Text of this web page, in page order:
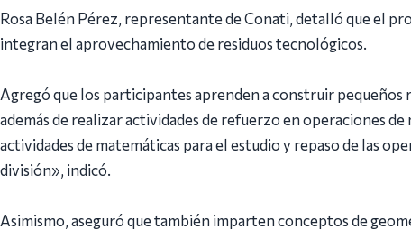
Rosa Belén Pérez, representante de Conati, detalló que el
integran el aprovechamiento de residuos tecnológicos.
Agregó que los participantes aprenden a construir pequeños
además de realizar actividades de refuerzo en operaciones
actividades de matemáticas para el estudio y repaso de las
división», indicó.
Asimismo, aseguró que también imparten conceptos de